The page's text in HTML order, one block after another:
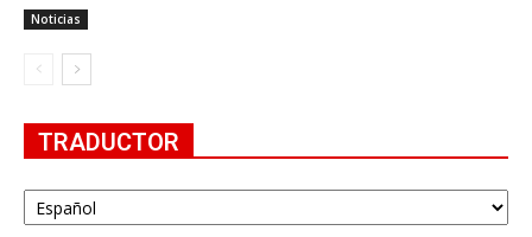
Noticias
TRADUCTOR